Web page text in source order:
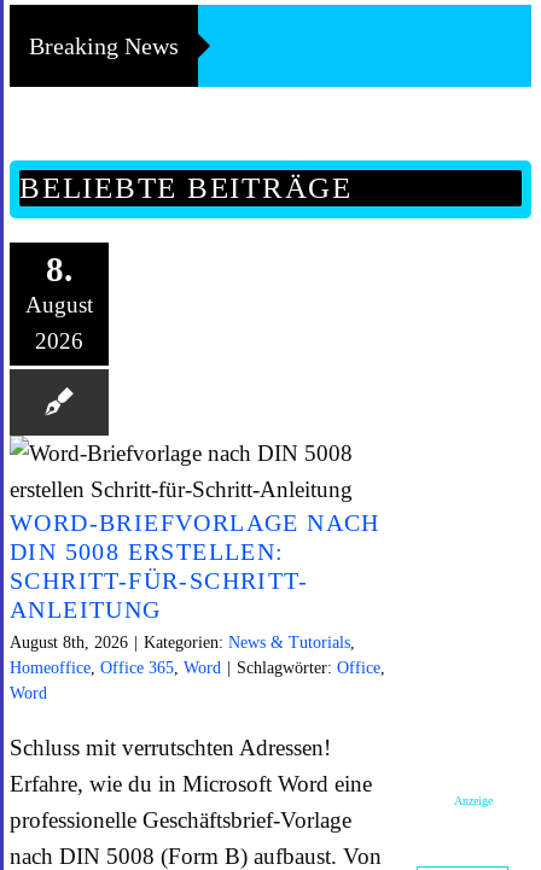
Breaking News
BELIEBTE BEITRÄGE
8.
August
2026
WORD-BRIEFVORLAGE NACH
DIN 5008 ERSTELLEN:
SCHRITT-FÜR-SCHRITT-
ANLEITUNG
August 8th, 2026 | Kategorien: News & Tutorials
Homeoffice Office 365 Word | Schlagwörter: Office
Word
Schluss mit verrutschten Adressen!
Erfahre, wie du in Microsoft Word eine
professionelle Geschäftsbrief-Vorlage
nach DIN 5008 (Form B) aufbaust. Von
Anzeige